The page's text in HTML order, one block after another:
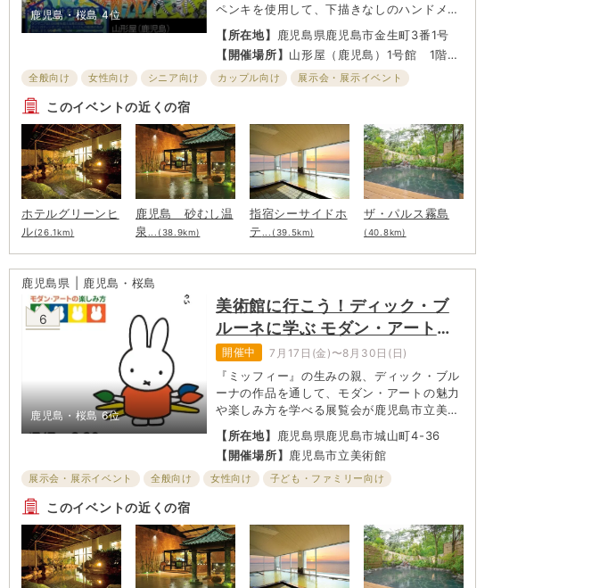
鹿児島・桜島 4位
ペンキを使用して、下描きなしのハンドメイ
ド作品。動物たちや豊かな自然が色鮮やかに
描かれた計100点以上のカラフルでダイナミ
ックな原画が展示販売される。アフリカ布キ
テンゲ＆カンガも新入荷！ 現地ハンドメイ
【所在地】
鹿児島県鹿児島市金生町3番1号
【開催場所】 山形屋（鹿児島）1号館 1階
STAGE101（ステージいちまるいち）
全般向け 女性向け シニア向け カップル向け
展示会・展示イベント
ショップのイベント
子ども・ファミリー向け
このイベントの近くの宿
ホテルグリーンヒ
ル(26.1km)
鹿児島 砂むし温
泉
...(38.9km)
指宿シーサイドホ
テ
...(39.5km)
ザ・パルス霧島
(40.8km)
鹿児島県 | 鹿児島・桜島
6
鹿児島・桜島 6位
美術館に行こう！ディック・ブ
ルーネに学ぶ モダン・アートの
楽しみ方
開催中 7月17日(金)〜8月30日(日)
『ミッフィー』の生みの親、ディック・ブル
ーナの作品を通して、モダン・アートの魅力
や楽しみ方を学べる展覧会が鹿児島市立美術
館で開催される。温かみのあるブルーナの世
界観とともに、アートをもっと身近に感じて
みては？ 夏休みのお出かけにもおすすめ。
こどもから大人まで楽しめる展覧会となって
【所在地】
鹿児島県鹿児島市城山町4-36
【開催場所】
鹿児島市立美術館
展示会・展示イベント 全般向け 女性向け 子ども・ファミリー向け
このイベントの近くの宿